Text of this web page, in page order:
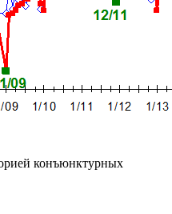
конъюнктурных